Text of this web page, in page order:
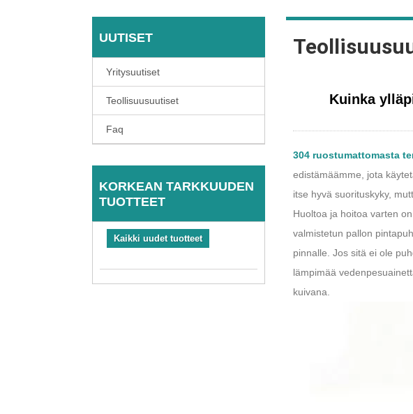
UUTISET
Yritysuutiset
Teollisuusuutiset
Faq
KORKEAN TARKKUUDEN
TUOTTEET
Kaikki uudet tuotteet
Kuinka
304 ruostumattomasta
edistämäämme, jota
itse hyvä suorituskyky,
Huoltoa ja hoitoa varten
valmistetun pallon
pinnalle. Jos sitä ei ole
lämpimää
kuivana.